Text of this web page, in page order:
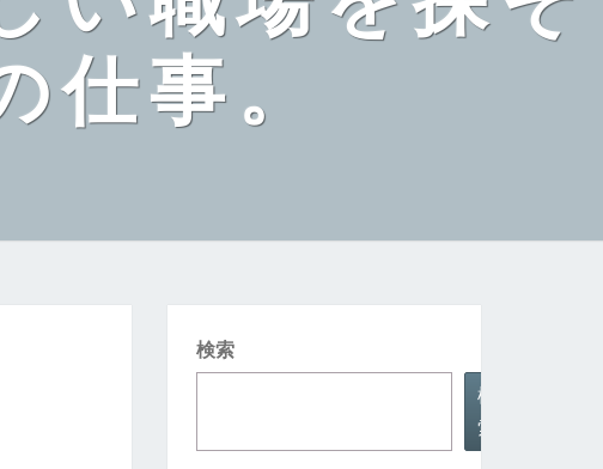
仕事。
検索
検
索